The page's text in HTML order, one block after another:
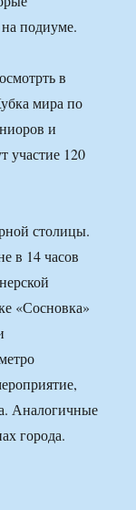
подиуме.
в
мира по
и
участие 120
столицы.
в 14 часов
«Сосновка»
Аналогичные
города.